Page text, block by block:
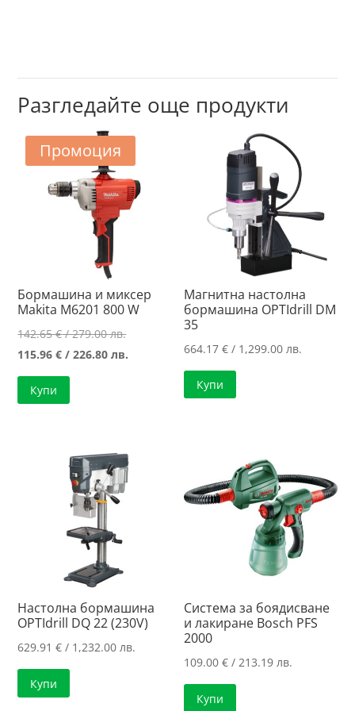
Разгледайте още продукти
Промоция
Бормашина и миксер
Makita M6201 800 W
142.65€/ 279.00 лв.Original
price
115.96€ / 226.80 лв.
226.80 лв..
Купи
Магнитна настолна
бормашина OPTIdrill DM
35
664.17€ / 1,299.00 лв.
Купи
Настолна бормашина
OPTIdrill DQ 22 (230V)
629.91€ / 1,232.00 лв.
Купи
Система за боядисване
и лакиране Bosch PFS
2000
109.00€ / 213.19 лв.
Купи